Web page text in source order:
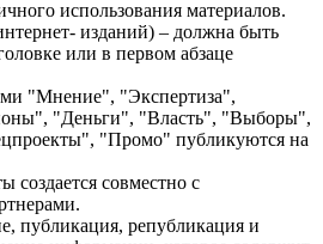
использования материалов.
изданий) – должна быть
или в первом абзаце
"Мнение", "Экспертиза",
"Деньги", "Власть", "Выборы",
"Промо" публикуются на
создается совместно с
публикация, републикация и